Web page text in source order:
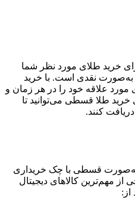
خرید طلای مورد نظر شما
به‌صورت نقدی است. با خرید
مورد علاقه خود را در هر زمان و
خرید طلا قسطی می‌توانید تا
به‌صورت قسطی با چک خریداری
از مهم‌ترین کالاهای دیجیتال
از: